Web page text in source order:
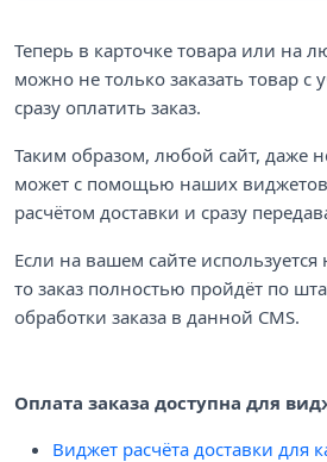
Теперь в карточке товара или на
можно не только заказать товар с
сразу оплатить заказ.
Таким образом, любой сайт, даже
может с помощью наших
расчётом доставки и сразу
Если на вашем сайте
то заказ полностью пройдёт по
обработки заказа в данной CMS.
Оплата заказа доступна для
Виджет расчёта доставки для